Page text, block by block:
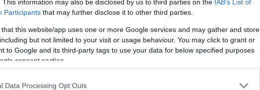
This information may also be disclosed by us to third parties on the IAB’s List of
Participants that may further disclose it to other third parties.
that this website/app uses one or more Google services and may gather and store
but not limited to your visit or usage behaviour. You may click to grant or
to Google and its third-party tags to use your data for below specified purposes
consent section.
Data Processing Opt Outs